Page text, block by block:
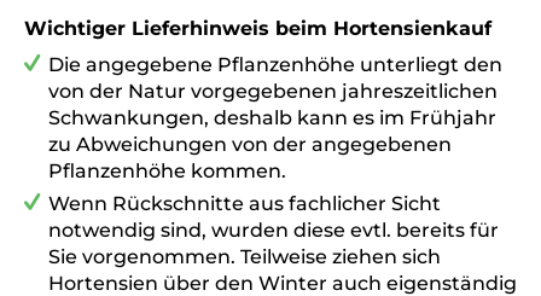
Wichtiger Lieferhinweis beim Hortensienkauf
Die angegebene Pflanzenhöhe unterliegt den
von der Natur vorgegebenen jahreszeitlichen
Schwankungen, deshalb kann es im Frühjahr
zu Abweichungen von der angegebenen
Pflanzenhöhe kommen.
Wenn Rückschnitte aus fachlicher Sicht
notwendig sind, wurden diese evtl. bereits für
Sie vorgenommen. Teilweise ziehen sich
Hortensien über den Winter auch eigenständig